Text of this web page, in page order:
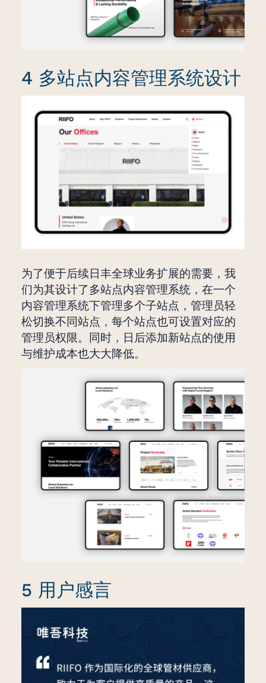
4 多站点内容管理系统设计
为了便于后续日丰全球业务扩展的需要，我
们为其设计了多站点内容管理系统，在一个
内容管理系统下管理多个子站点，管理员轻
松切换不同站点，每个站点也可设置对应的
管理员权限。同时，日后添加新站点的使用
与维护成本也大大降低。
5 用户感言